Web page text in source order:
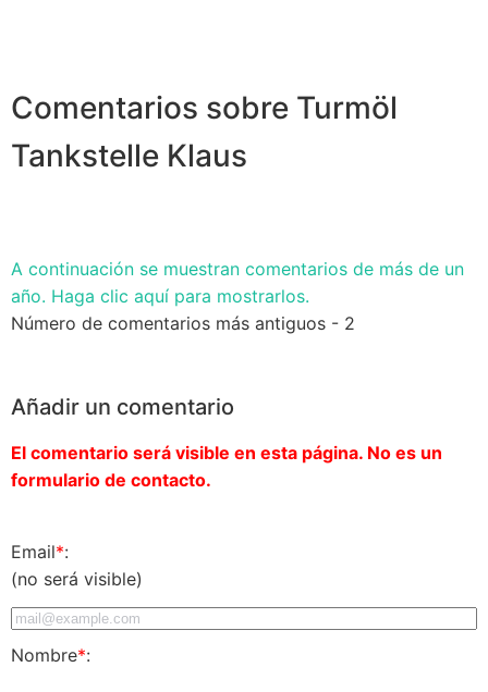
Comentarios sobre Turmöl
Tankstelle Klaus
A continuación se muestran comentarios de más de un
año. Haga clic aquí para mostrarlos.
Número de comentarios más antiguos - 2
Añadir un comentario
El comentario será visible en esta página. No es un
formulario de contacto.
Email*:
(no será visible)
Nombre*: